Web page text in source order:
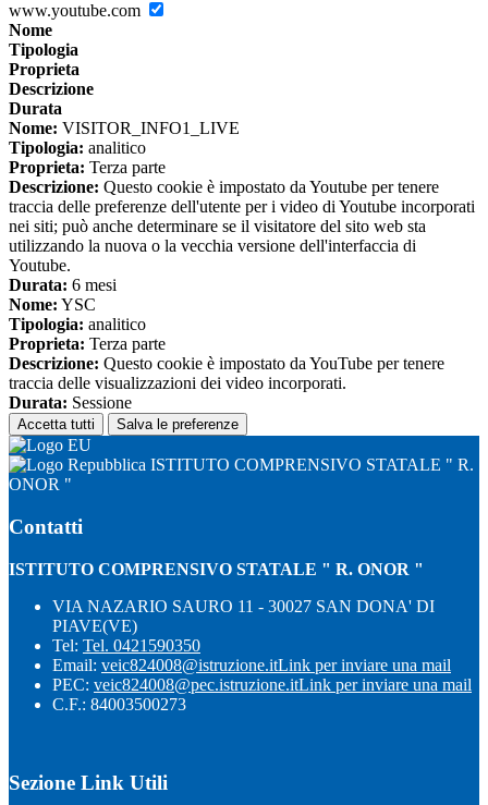
www.youtube.com
Nome
Tipologia
Proprieta
Descrizione
Durata
Nome: VISITOR_INFO1_LIVE
Tipologia: analitico
Proprieta: Terza parte
Descrizione: Questo cookie è impostato da Youtube per tenere
traccia delle preferenze dell'utente per i video di Youtube incorporati
nei siti; può anche determinare se il visitatore del sito web sta
utilizzando la nuova o la vecchia versione dell'interfaccia di
Youtube.
Durata: 6 mesi
Nome: YSC
Tipologia: analitico
Proprieta: Terza parte
Descrizione: Questo cookie è impostato da YouTube per tenere
traccia delle visualizzazioni dei video incorporati.
Durata: Sessione
Accetta tutti Salva le preferenze
ISTITUTO COMPRENSIVO STATALE " R.
ONOR "
Contatti
ISTITUTO COMPRENSIVO STATALE " R. ONOR "
VIA NAZARIO SAURO 11 - 30027 SAN DONA' DI
PIAVE(VE)
Tel: Tel. 0421590350
Email: veic824008@istruzione.itLink per inviare una mail
PEC: veic824008@pec.istruzione.itLink per inviare una mail
C.F.: 84003500273
Sezione Link Utili